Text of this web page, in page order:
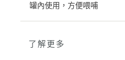
罐內使用，方便喂哺
了解更多